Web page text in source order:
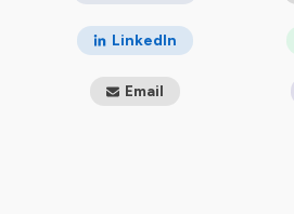
Hébergé par Ausha. Visitez
pour plus
LinkedIn
Email